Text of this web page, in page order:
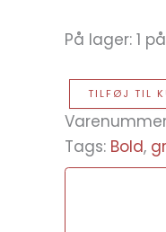
På lager: 1
TILFØJ TIL
Tags: Bold,